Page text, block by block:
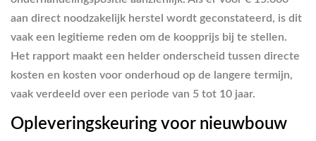
aan direct noodzakelijk herstel wordt geconstateerd, is dit
vaak een legitieme reden om de koopprijs bij te stellen.
Het rapport maakt een helder onderscheid tussen directe
kosten en kosten voor onderhoud op de langere termijn,
vaak verdeeld over een periode van 5 tot 10 jaar.
Opleveringskeuring voor nieuwbouw